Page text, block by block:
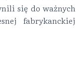
się do ważnych
fabrykanckiej